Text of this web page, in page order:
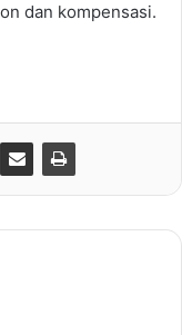
dan kompensasi.